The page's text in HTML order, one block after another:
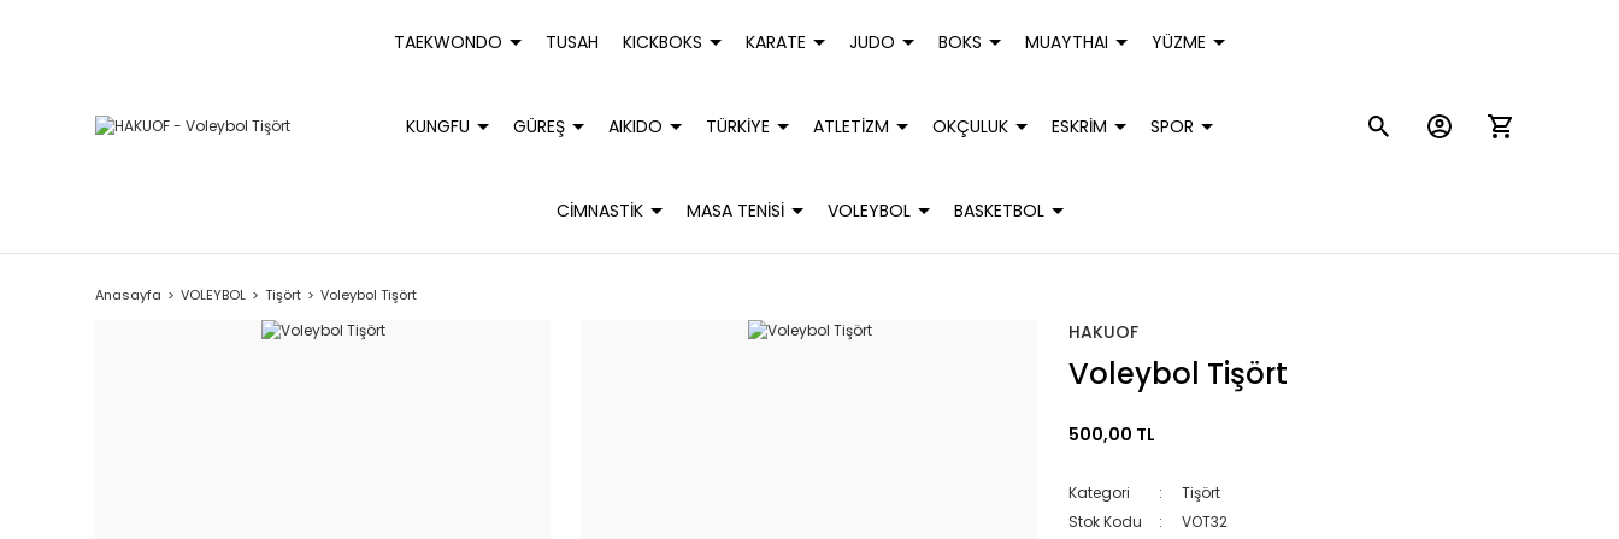
TAEKWONDO TUSAH KICKBOKS KARATE JUDO BOKS MUAYTHAI YÜZME
KUNGFU GÜREŞ AIKIDO TÜRKİYE ATLETİZM OKÇULUK ESKRİM SPOR
CİMNASTİK MASA TENİSİ VOLEYBOL BASKETBOL
Anasayfa VOLEYBOL Tişört Voleybol Tişört
HAKUOF
Voleybol Tişört
500,00 TL
Kategori
Tişört
Stok Kodu
VOT32